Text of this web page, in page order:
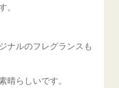
。
ナルのフレグランスも
晴らしいです。